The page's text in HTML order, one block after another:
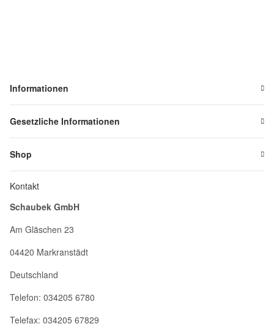
Informationen
Gesetzliche Informationen
Shop
Kontakt
Schaubek GmbH
Am Gläschen 23
04420 Markranstädt
Deutschland
Telefon: 034205 6780
Telefax: 034205 67829